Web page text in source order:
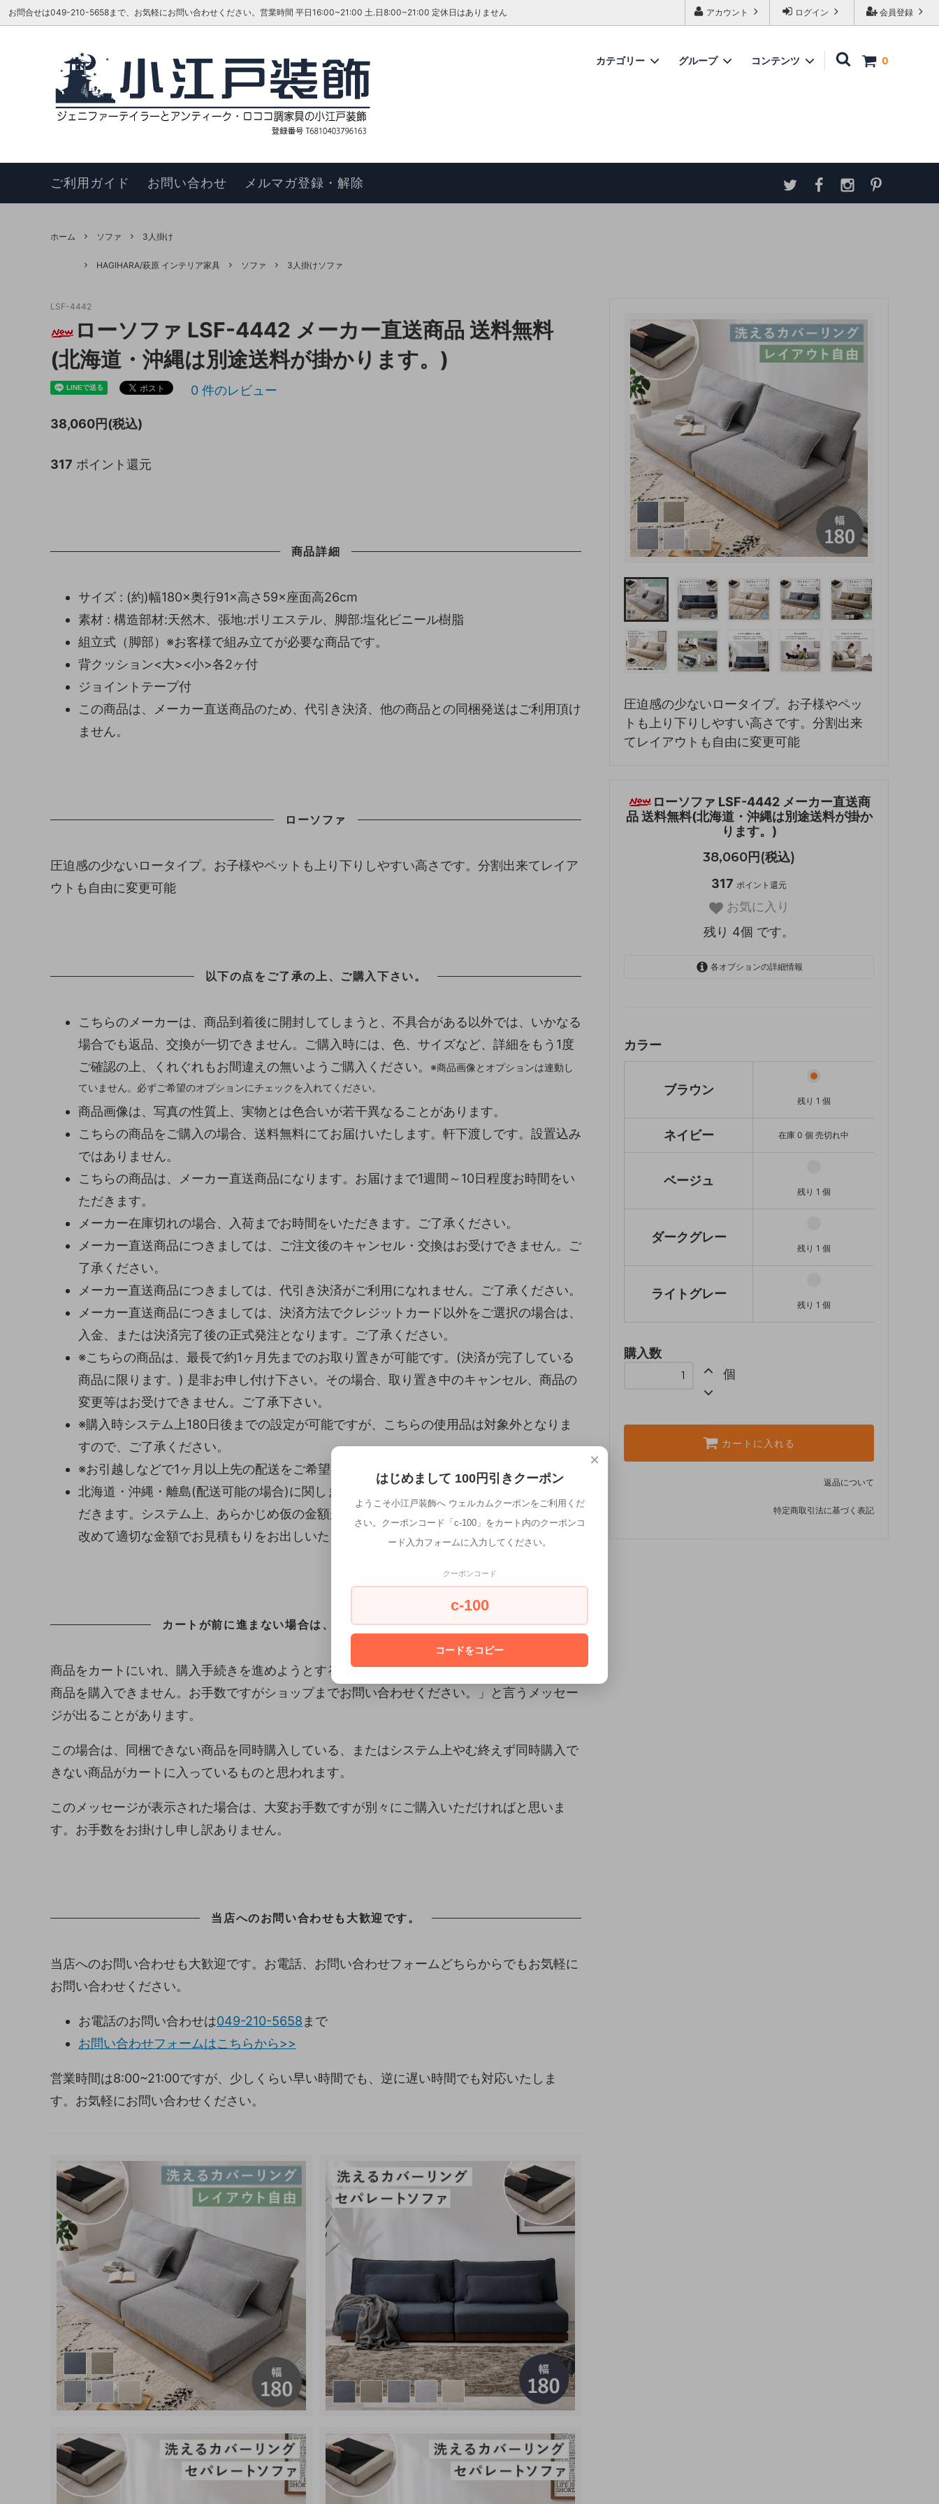
会員登録
ログイン
アカウント
お問合せは049-210-5658まで、お気軽にお問い合わせください。営業時間 平日16:00~21:00 土.日8:00~21:00 定休日はありません
0
カテゴリー
ベッド リビング・ダイニングセット
スツール
チェア ベンチ マントルピース テーブル
フラワースタンド
キッチン収納 トイレ収納 ランドリー収納 玄関・押入れ収納
ガーデニング雑貨 ライト・照明 和家具
天板保護マット
グループ
TOKAI KAGU/東海家具工業 ジェニファーテイラー
ヴィヴィアン ホームスタイル
コンテンツ
はじめての方へ お知らせ
更新履歴
このサイトについて お買い物の手順 コエドグループ アンティーク商品 概略と取扱い方
ご利用ガイド お問い合わせ メルマガ登録・解除
ホーム ソファ 3人掛け
HAGIHARA/萩原 インテリア家具 ソファ 3人掛けソファ
圧迫感の少ないロータイプ。お子様やペッ
トも上り下りしやすい高さです。分割出来
てレイアウトも自由に変更可能
ローソファ LSF-4442 メーカー直送商
品 送料無料(北海道・沖縄は別途送料が掛か
ります。)
38,060円(税込)
317 ポイント還元
お気に入り
残り 4個 です。
各オプションの詳細情報
ダークグレー
ライトグレー
カラー
ブラウン
残り 1 個
ネイビー 在庫 0 個 売切れ中
ベージュ
残り 1 個
ダークグレー
残り 1 個
ライトグレー
残り 1 個
購入数
個
カートに入れる
返品について
特定商取引法に基づく表記
LSF-4442
ローソファ LSF-4442 メーカー直送商品 送料無料
(北海道・沖縄は別途送料が掛かります。)
0 件のレビュー
38,060円(税込)
317 ポイント還元
商品詳細
サイズ : (約)幅180×奥行91×高さ59×座面高26cm
素材 : 構造部材:天然木、張地:ポリエステル、脚部:塩化ビニール樹脂
組立式（脚部）※お客様で組み立てが必要な商品です。
背クッション<大><小>各2ヶ付
ジョイントテープ付
この商品は、メーカー直送商品のため、代引き決済、他の商品との同梱発送はご利用頂け
ません。
ローソファ
圧迫感の少ないロータイプ。お子様やペットも上り下りしやすい高さです。分割出来てレイア
ウトも自由に変更可能
以下の点をご了承の上、ご購入下さい。
こちらのメーカーは、商品到着後に開封してしまうと、不具合がある以外では、いかなる
場合でも返品、交換が一切できません。ご購入時には、色、サイズなど、詳細をもう1度
ご確認の上、くれぐれもお間違えの無いようご購入ください。
※商品画像とオプションは連動し
ていません。必ずご希望のオプションにチェックを入れてください。
商品画像は、写真の性質上、実物とは色合いが若干異なることがあります。
こちらの商品をご購入の場合、送料無料にてお届けいたします。軒下渡しです。設置込み
ではありません。
こちらの商品は、メーカー直送商品になります。お届けまで1週間～10日程度お時間をい
ただきます。
メーカー在庫切れの場合、入荷までお時間をいただきます。ご了承ください。
メーカー直送商品につきましては、ご注文後のキャンセル・交換はお受けできません。ご
了承ください。
メーカー直送商品につきましては、代引き決済がご利用になれません。ご了承ください。
メーカー直送商品につきましては、決済方法でクレジットカード以外をご選択の場合は、
入金、または決済完了後の正式発注となります。ご了承ください。
※こちらの商品は、最長で約1ヶ月先までのお取り置きが可能です。(決済が完了している
商品に限ります。) 是非お申し付け下さい。その場合、取り置き中のキャンセル、商品の
変更等はお受けできません。ご了承下さい。
※購入時システム上180日後までの設定が可能ですが、こちらの使用品は対象外となりま
すので、ご了承ください。
※お引越しなどで1ヶ月以上先の配送をご希望の場合はご相談ください。
北海道・沖縄・離島(配送可能の場合)に関しましては、送料は別途お見積りとさせていた
だきます。システム上、あらかじめ仮の金額が設定されていますが、その金額ではなく、
改めて適切な金額でお見積もりをお出しいたします。
カートが前に進まない場合は、以下にご注意ください。
商品をカートにいれ、購入手続きを進めようとすると、「利用できるお届け方法がないため、
商品を購入できません。お手数ですがショップまでお問い合わせください。」と言うメッセー
ジが出ることがあります。
この場合は、同梱できない商品を同時購入している、またはシステム上やむ終えず同時購入で
きない商品がカートに入っているものと思われます。
このメッセージが表示された場合は、大変お手数ですが別々にご購入いただければと思いま
す。お手数をお掛けし申し訳ありません。
当店へのお問い合わせも大歓迎です。
当店へのお問い合わせも大歓迎です。お電話、お問い合わせフォームどちらからでもお気軽に
お問い合わせください。
お電話のお問い合わせは049-210-5658まで
お問い合わせフォームはこちらから>>
営業時間は8:00~21:00ですが、少しくらい早い時間でも、逆に遅い時間でも対応いたしま
す。お気軽にお問い合わせください。
×
はじめまして 100円引きクーポン
ようこそ小江戸装飾へ ウェルカムクーポンをご利用くだ
さい。クーポンコード「c-100」をカート内のクーポンコ
ード入力フォームに入力してください。
クーポンコード
c-100
コードをコピー